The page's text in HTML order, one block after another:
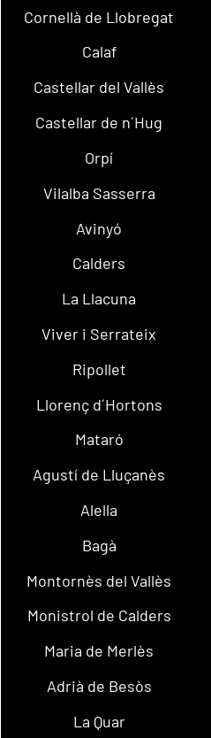
Cornellà de Llobregat
Calaf
Castellar del Vallès
Castellar de n´Hug
Orpí
Vilalba Sasserra
Avinyó
Calders
La Llacuna
Viver i Serrateix
Ripollet
Llorenç d´Hortons
Mataró
Agustí de Lluçanès
Alella
Bagà
Montornès del Vallès
Monistrol de Calders
Maria de Merlès
Adrià de Besòs
La Quar